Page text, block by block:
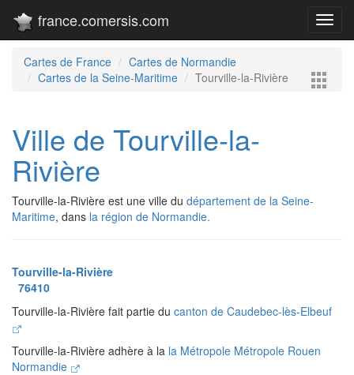
france.comersis.com
Cartes de France
Cartes de Normandie
Cartes de la Seine-Maritime
Tourville-la-Rivière
Ville de Tourville-la-
Rivière
Tourville-la-Rivière est une ville du département de la Seine-
Maritime, dans la région de Normandie.
Tourville-la-Rivière
76410
Tourville-la-Rivière fait partie du canton de Caudebec-lès-Elbeuf
Tourville-la-Rivière adhère à la la Métropole Métropole Rouen
Normandie